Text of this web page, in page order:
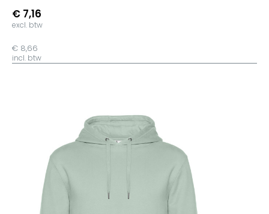
€ 7,16
excl. btw
€ 8,66
incl. btw